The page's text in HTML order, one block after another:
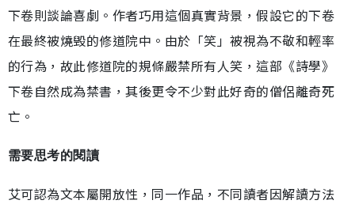
下卷則談論喜劇。作者巧用這個真實背景，假設它的下卷
在最終被燒毁的修道院中。由於「笑」被視為不敬和輕率
的行為，故此修道院的規條嚴禁所有人笑，這部《詩學》
下卷自然成為禁書，其後更令不少對此好奇的僧侶離奇死
亡。
需要思考的閱讀
艾可認為文本屬開放性，同一作品，不同讀者因解讀方法